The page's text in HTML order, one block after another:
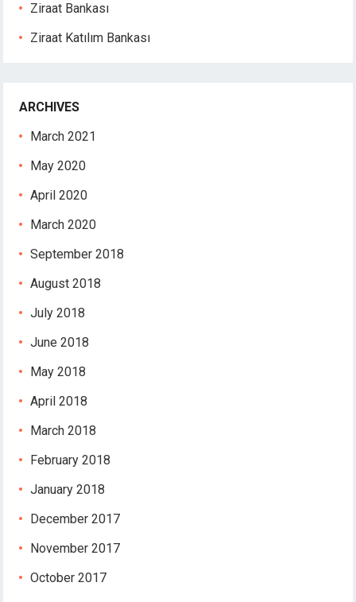
Ziraat Bankası
Ziraat Katılım Bankası
ARCHIVES
March 2021
May 2020
April 2020
March 2020
September 2018
August 2018
July 2018
June 2018
May 2018
April 2018
March 2018
February 2018
January 2018
December 2017
November 2017
October 2017